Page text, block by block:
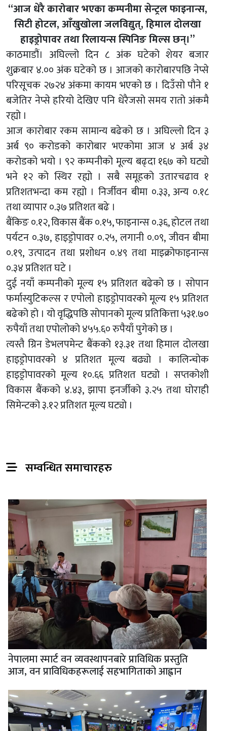
“आज धेरै कारोबार भएका कम्पनीमा सेन्ट्रल फाइनान्स,
सिटी होटल, आँखुखोला जलविद्युत्, हिमाल दोलखा
हाइड्रोपावर तथा रिलायन्स स्पिनिङ मिल्स छन्।”
काठमाडौं। अघिल्लो दिन ८ अंक घटेको शेयर बजार
शुक्रबार ४.०० अंक घटेको छ । आजको कारोबारपछि नेप्से
परिसूचक २७२४ अंकमा कायम भएको छ । दिउँसो पौने १
बजेतिर नेप्से हरियो देखिए पनि धेरैजसो समय रातो अंकमै
रह्यो ।
आज कारोबार रकम सामान्य बढेको छ । अघिल्लो दिन ३
अर्ब ९० करोडको कारोबार भएकोमा आज ४ अर्ब ३४
करोडको भयो । ९२ कम्पनीको मूल्य बढ्दा १६७ को घट्यो
भने १२ को स्थिर रह्यो । सबै समूहको उतारचढाव १
प्रतिशतभन्दा कम रह्यो । निर्जीवन बीमा ०.३३, अन्य ०.१८
तथा व्यापार ०.३७ प्रतिशत बढे ।
बैंकिङ ०.१२, विकास बैंक ०.१५, फाइनान्स ०.३६, होटल तथा
पर्यटन ०.३७, हाइड्रोपावर ०.२५, लगानी ०.०९, जीवन बीमा
०.१९, उत्पादन तथा प्रशोधन ०.४९ तथा माइक्रोफाइनान्स
०.३४ प्रतिशत घटे ।
दुई नयाँ कम्पनीको मूल्य १५ प्रतिशत बढेको छ । सोपान
फर्मास्युटिकल्स र एपोलो हाइड्रोपावरको मूल्य १५ प्रतिशत
बढेको हो । यो वृद्धिपछि सोपानको मूल्य प्रतिकित्ता ५३१.७०
रुपैयाँ तथा एपोलोको ४५५.६० रुपैयाँ पुगेको छ ।
त्यस्तै ग्रिन डेभलपमेन्ट बैंकको १३.३१ तथा हिमाल दोलखा
हाइड्रोपावरको ४ प्रतिशत मूल्य बढ्यो । कालिन्चोक
हाइड्रोपावरको मूल्य १०.६६ प्रतिशत घट्यो । सप्तकोशी
विकास बैंकको ४.४३, झापा इनर्जीको ३.२५ तथा घोराही
सिमेन्टको ३.१२ प्रतिशत मूल्य घट्यो ।
सम्वन्धित समाचारहरु
नेपालमा स्मार्ट वन व्यवस्थापनबारे प्राविधिक प्रस्तुति
आज, वन प्राविधिकहरूलाई सहभागिताको आह्वान